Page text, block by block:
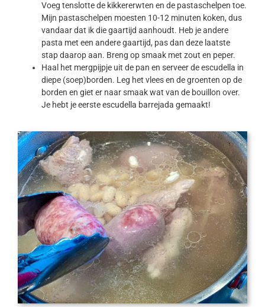
Voeg tenslotte de kikkererwten en de pastaschelpen toe.
Mijn pastaschelpen moesten 10-12 minuten koken, dus
vandaar dat ik die gaartijd aanhoudt. Heb je andere
pasta met een andere gaartijd, pas dan deze laatste
stap daarop aan. Breng op smaak met zout en peper.
Haal het mergpijpje uit de pan en serveer de escudella in
diepe (soep)borden. Leg het vlees en de groenten op de
borden en giet er naar smaak wat van de bouillon over.
Je hebt je eerste escudella barrejada gemaakt!